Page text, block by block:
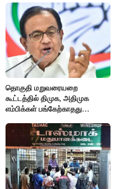
தொகுதி மறுவரையறை
கூட்டத்தில் திமுக, அதிமுக
எம்பிக்கள் பங்கேற்காதது